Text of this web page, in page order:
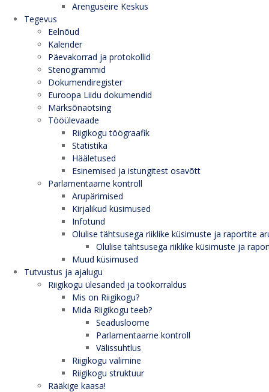
Arenguseire Keskus
Tegevus
Eelnõud
Kalender
Päevakorrad ja protokollid
Stenogrammid
Dokumendiregister
Euroopa Liidu dokumendid
Märksõnaotsing
Tööülevaade
Riigikogu töögraafik
Statistika
Hääletused
Esinemised ja istungitest osavõtt
Parlamentaarne kontroll
Arupärimised
Kirjalikud küsimused
Infotund
Olulise tähtsusega riiklike küsimuste ja raportite
Olulise tähtsusega riiklike küsimuste ja
Muud küsimused
Tutvustus ja ajalugu
Riigikogu ülesanded ja töökorraldus
Mis on Riigikogu?
Mida Riigikogu teeb?
Seadusloome
Parlamentaarne kontroll
Välissuhtlus
Riigikogu valimine
Riigikogu struktuur
Rääkige kaasa!